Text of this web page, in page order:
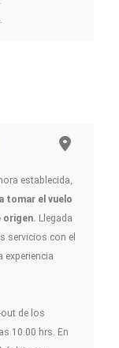
establecida,
tomar el vuelo
origen. Llegada
servicios con el
experiencia
out de los
10.00 hrs. En